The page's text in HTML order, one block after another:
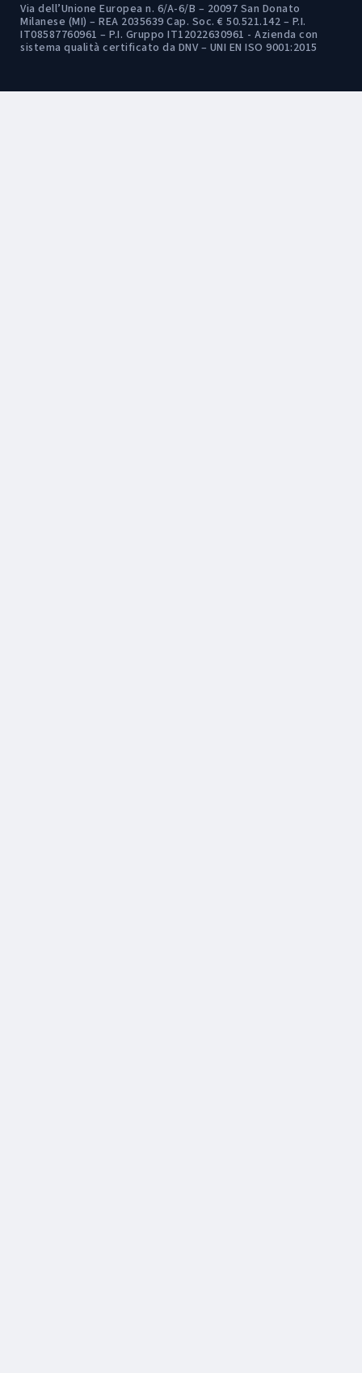
Via dell’Unione Europea n. 6/A-6/B – 20097 San Donato
Milanese (MI) – REA 2035639 Cap. Soc. € 50.521.142 – P.I.
IT08587760961 – P.I. Gruppo IT12022630961 - Azienda con
sistema qualità certificato da DNV – UNI EN ISO 9001:2015